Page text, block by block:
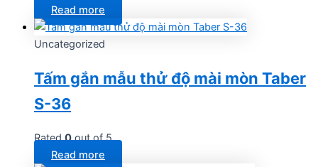
Read more
Uncategorized
Tấm gắn mẫu thử độ mài mòn Taber
S-36
Rated0out of 5
Read more